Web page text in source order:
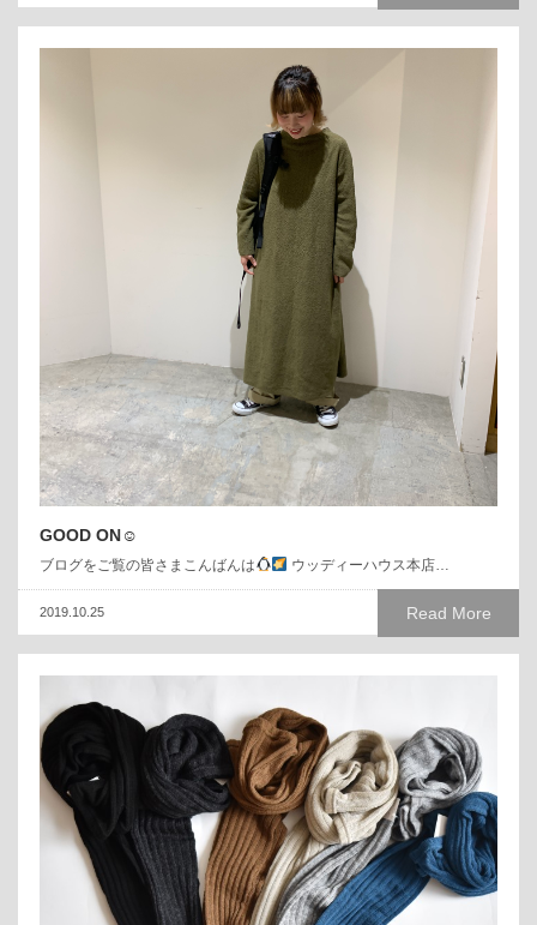
GOOD ON☺︎
ブログをご覧の皆さまこんばんは ウッディーハウス本店…
Read More
2019.10.25